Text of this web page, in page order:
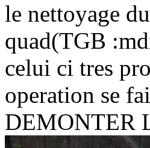
le nettoyage
quad(TGB
celui ci tres
operation se
DEMONTER